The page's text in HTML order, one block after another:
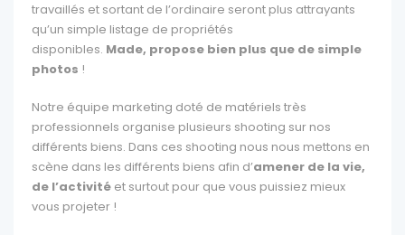
travaillés et sortant de l’ordinaire seront plus attrayants
qu’un simple listage de propriétés
disponibles. Made, propose bien plus que de simple
photos !
Notre équipe marketing doté de matériels très
professionnels organise plusieurs shooting sur nos
différents biens. Dans ces shooting nous nous mettons en
scène dans les différents biens afin d’amener de la vie,
de l’activité et surtout pour que vous puissiez mieux
vous projeter !